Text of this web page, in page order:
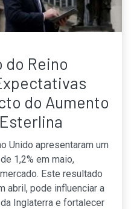
do Reino
do Aumento
Unido apresentaram um
1,2% em maio,
Este resultado
abril, pode influenciar a
Inglaterra e fortalecer